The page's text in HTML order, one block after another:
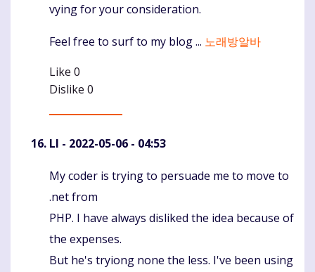
vying for your consideration.
Feel free to surf to my blog ... 노래방알바
Like 0
Dislike 0
LI - 2022-05-06 - 04:53
Komentaras
My coder is trying to persuade me to move to
.net from
PHP. I have always disliked the idea because of
the expenses.
But he's tryiong none the less. I've been using